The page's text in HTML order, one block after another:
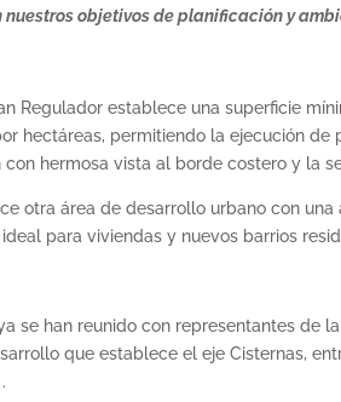
objetivos de planificación y
Regulador establece una superficie
hectáreas, permitiendo la ejecución de
hermosa vista al borde costero y la
otra área de desarrollo urbano con
para viviendas y nuevos barrios
se han reunido con representantes de
que establece el eje Cisternas,